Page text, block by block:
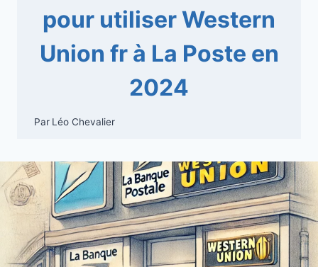
pour utiliser Western
Union fr à La Poste en
2024
Par Léo Chevalier